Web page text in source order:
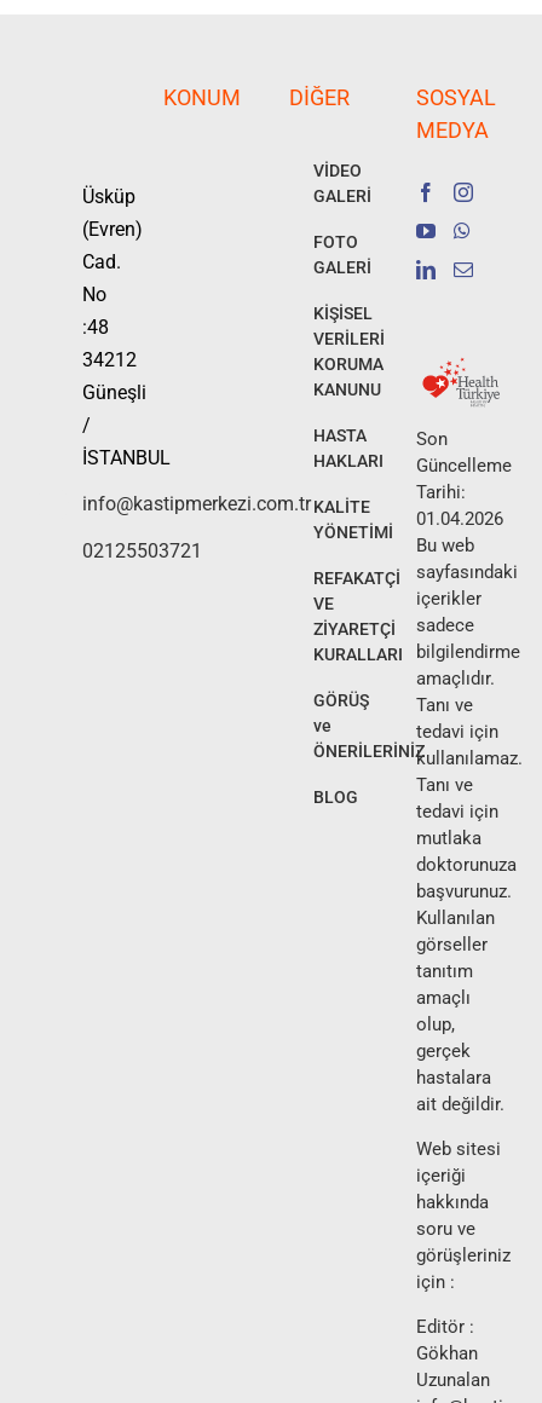
Üsküp
(Evren)
Cad.
No
:48
34212
Güneşli
/
İSTANBUL
info@kastipmerkezi.com.tr
02125503721
KONUM DIĞER
VİDEO
GALERİ
FOTO
GALERİ
KİŞİSEL
VERİLERİ
KORUMA
KANUNU
HASTA
HAKLARI
KALİTE
YÖNETİMİ
REFAKATÇİ
VE
ZİYARETÇİ
KURALLARI
GÖRÜŞ
ve
ÖNERİLERİNİZ
BLOG
SOSYAL
MEDYA
Son
Güncelleme
Tarihi:
01.04.2026
Bu web
sayfasındaki
içerikler
sadece
bilgilendirme
amaçlıdır.
Tanı ve
tedavi için
kullanılamaz.
Tanı ve
tedavi için
mutlaka
doktorunuza
başvurunuz.
Kullanılan
görseller
tanıtım
amaçlı
olup,
gerçek
hastalara
ait değildir.
Web sitesi
içeriği
hakkında
soru ve
görüşleriniz
için :
Editör :
Gökhan
Uzunalan